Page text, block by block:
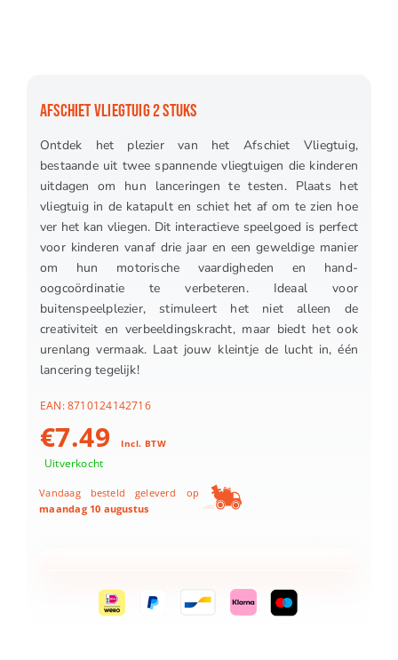
AFSCHIET VLIEGTUIG 2 STUKS
Ontdek het plezier van het Afschiet Vliegtuig,
bestaande uit twee spannende vliegtuigen die kinderen
uitdagen om hun lanceringen te testen. Plaats het
vliegtuig in de katapult en schiet het af om te zien hoe
ver het kan vliegen. Dit interactieve speelgoed is perfect
voor kinderen vanaf drie jaar en een geweldige manier
om hun motorische vaardigheden en hand-
oogcoördinatie te verbeteren. Ideaal voor
buitenspeelplezier, stimuleert het niet alleen de
creativiteit en verbeeldingskracht, maar biedt het ook
urenlang vermaak. Laat jouw kleintje de lucht in, één
lancering tegelijk!
EAN:8710124142716
€7.49 Incl. BTW
Uitverkocht
Vandaag besteld geleverd op
maandag 10 augustus